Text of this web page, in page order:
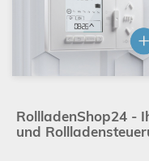
RollladenShop24 -
und